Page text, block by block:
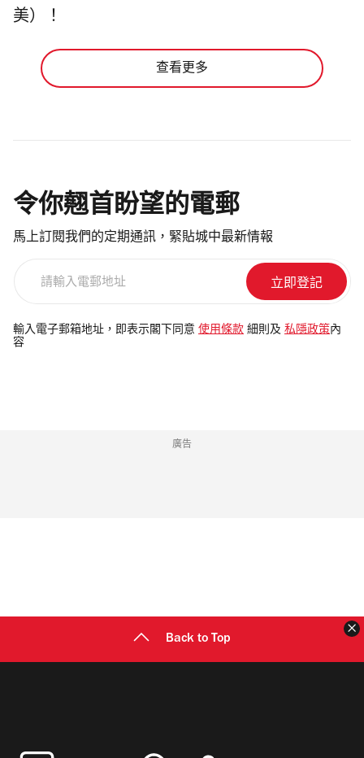
美）！
查看更多
令你翹首盼望的電郵
馬上訂閱我們的定期通訊，緊貼城中最新情報
電
郵
輸入電子郵箱地址，即表示閣下同意 使用條款 細則及 私隱政策內
容
廣告
Back to Top